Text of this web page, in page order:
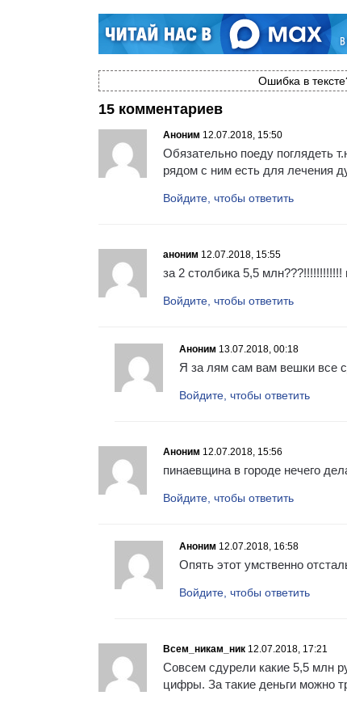
Ошибка в
15 комментариев
Аноним 12.07.2018, 15:50
Обязательно поеду поглядеть
рядом с ним есть для лечения
Войдите, чтобы ответить
аноним 12.07.2018, 15:55
за 2 столбика 5,5
Войдите, чтобы ответить
Аноним 13.07.2018, 00:18
Я за лям сам вам вешки все
Войдите, чтобы ответить
Аноним 12.07.2018, 15:56
пинаевщина в городе нечего
Войдите, чтобы ответить
Аноним 12.07.2018, 16:58
Опять этот умственно
Войдите, чтобы ответить
Всем_никам_ник 12.07.2018, 17:21
Совсем сдурели какие 5,5 млн
цифры. За такие деньги можно